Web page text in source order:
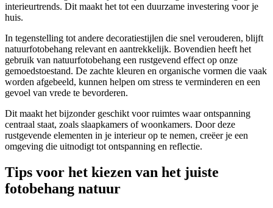
interieurtrends. Dit maakt het tot een duurzame investering voor je
huis.
In tegenstelling tot andere decoratiestijlen die snel verouderen, blijft
natuurfotobehang relevant en aantrekkelijk. Bovendien heeft het
gebruik van natuurfotobehang een rustgevend effect op onze
gemoedstoestand. De zachte kleuren en organische vormen die vaak
worden afgebeeld, kunnen helpen om stress te verminderen en een
gevoel van vrede te bevorderen.
Dit maakt het bijzonder geschikt voor ruimtes waar ontspanning
centraal staat, zoals slaapkamers of woonkamers. Door deze
rustgevende elementen in je interieur op te nemen, creëer je een
omgeving die uitnodigt tot ontspanning en reflectie.
Tips voor het kiezen van het juiste
fotobehang natuur